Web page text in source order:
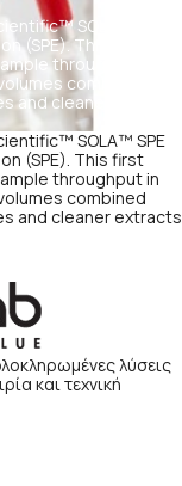
SOLA™ SPE
(SPE). This first
throughput in
combined
and cleaner extracts
SOLA™ SPE
(SPE). This first
throughput in
combined
and cleaner extracts
λύσεις
και τεχνική